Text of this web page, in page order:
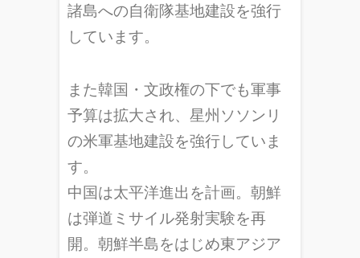
諸島への自衛隊基地建設を強行
しています。
また韓国・文政権の下でも軍事
予算は拡大され、星州ソソンリ
の米軍基地建設を強行していま
す。
中国は太平洋進出を計画。朝鮮
は弾道ミサイル発射実験を再
開。朝鮮半島をはじめ東アジア